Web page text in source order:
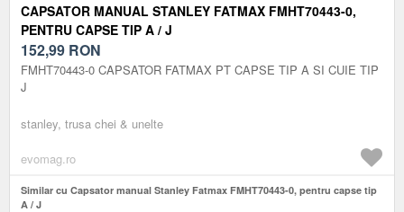
CAPSATOR MANUAL STANLEY FATMAX FMHT70443-0,
PENTRU CAPSE TIP A / J
152,99 RON
FMHT70443-0 CAPSATOR FATMAX PT CAPSE TIP A SI CUIE TIP
J
stanley, trusa chei & unelte
evomag.ro
Similar cu Capsator manual Stanley Fatmax FMHT70443-0, pentru capse tip
A / J